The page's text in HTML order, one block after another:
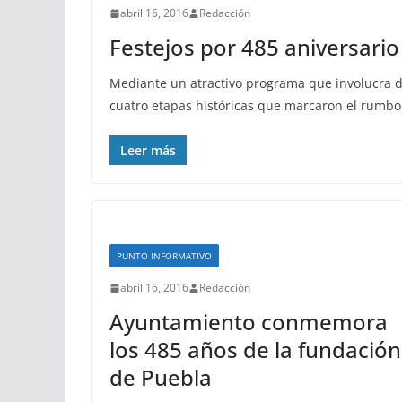
abril 16, 2016 Redacción
Festejos por 485
Mediante un atractivo programa que involucra
cuatro etapas históricas que marcaron el
Leer más
PUNTO INFORMATIVO
abril 16, 2016 Redacción
Ayuntamiento conmemora
los 485 años de la fundación
de Puebla